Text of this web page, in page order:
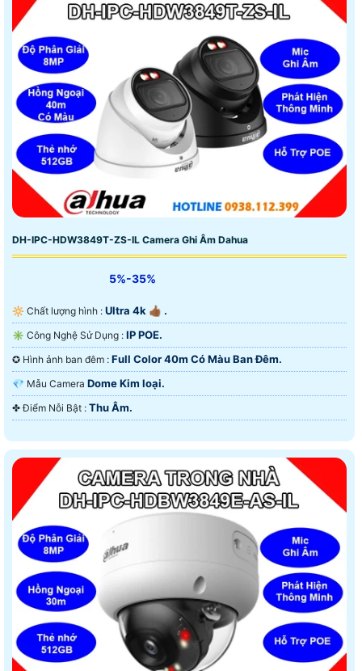
DH-IPC-HDW3849T-ZS-IL Camera Ghi Âm Dahua
5%-35%
🔆 Chất lượng hình : Ultra 4k 👍🏾 .
✳️ Công Nghệ Sử Dụng : IP POE.
✪ Hình ảnh ban đêm : Full Color 40m Có Màu Ban Ðêm.
💎 Mẫu Camera Dome Kim loại.
️✤ Điểm Nỗi Bật : Thu Âm.